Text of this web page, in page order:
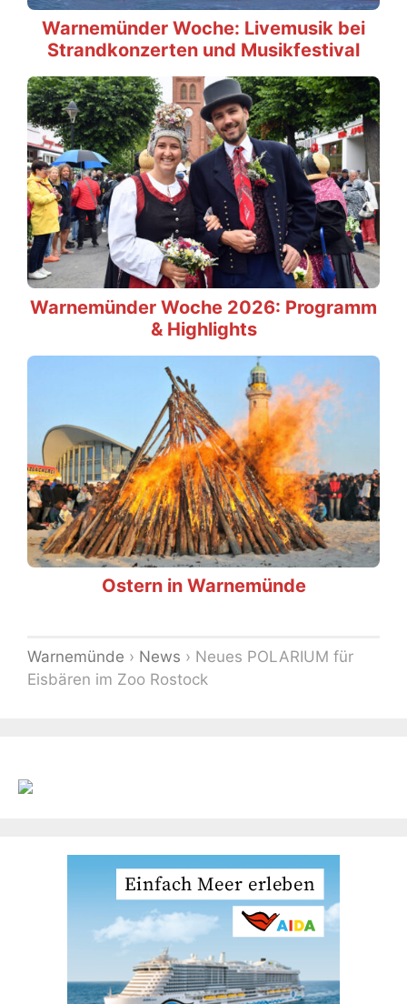
Warnemünder Woche: Livemusik bei
Strandkonzerten und Musikfestival
Warnemünder Woche 2026: Programm
& Highlights
Ostern in Warnemünde
Warnemünde › News › Neues POLARIUM für
Eisbären im Zoo Rostock